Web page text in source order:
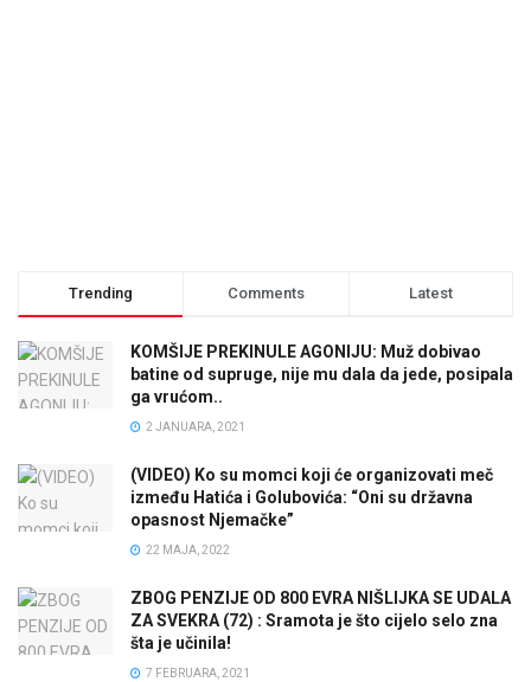
Trending Comments Latest
KOMŠIJE PREKINULE AGONIJU: Muž dobivao
batine od supruge, nije mu dala da jede, posipala
ga vrućom..
2 JANUARA, 2021
(VIDEO) Ko su momci koji će organizovati meč
između Hatića i Golubovića: “Oni su državna
opasnost Njemačke”
22 MAJA, 2022
ZBOG PENZIJE OD 800 EVRA NIŠLIJKA SE UDALA
ZA SVEKRA (72) : Sramota je što cijelo selo zna
šta je učinila!
7 FEBRUARA, 2021